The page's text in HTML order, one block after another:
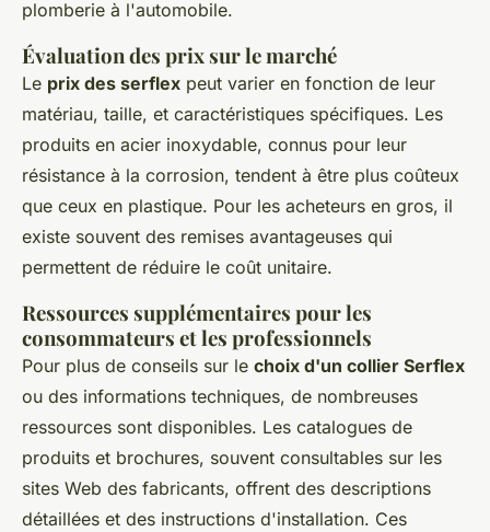
plomberie à l'automobile.
Évaluation des prix sur le marché
Le prix des serflex peut varier en fonction de leur
matériau, taille, et caractéristiques spécifiques. Les
produits en acier inoxydable, connus pour leur
résistance à la corrosion, tendent à être plus coûteux
que ceux en plastique. Pour les acheteurs en gros, il
existe souvent des remises avantageuses qui
permettent de réduire le coût unitaire.
Ressources supplémentaires pour les
consommateurs et les professionnels
Pour plus de conseils sur le choix d'un collier Serflex
ou des informations techniques, de nombreuses
ressources sont disponibles. Les catalogues de
produits et brochures, souvent consultables sur les
sites Web des fabricants, offrent des descriptions
détaillées et des instructions d'installation. Ces